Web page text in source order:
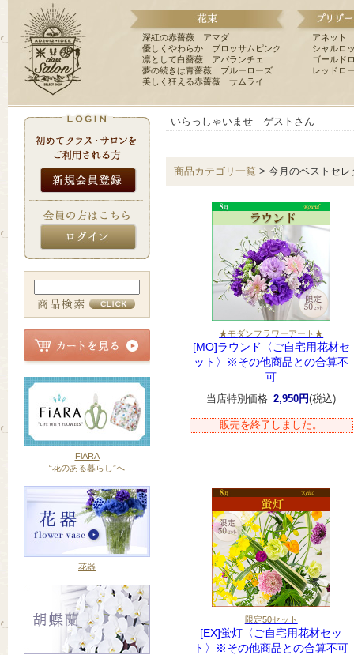
深紅の赤薔薇 アマダ
優しくやわらか ブロッサムピンク
凛として白薔薇 アバランチェ
夢の続きは青薔薇 ブルーローズ
美しく狂える赤薔薇 サムライ
アネット
シャルロ
ゴールド
レッドロ
FiARA
“花のある暮らし”へ
花器
いらっしゃいませ ゲストさん
商品カテゴリ一覧 > 今月のベストセ
★モダンフラワーアート★
[MO]ラウンド〈ご自宅用花材セ
ット〉※その他商品との合算不
可
当店特別価格 2,950円(税込)
販売を終了しました。
限定50セット
[EX]蛍灯〈ご自宅用花材セッ
ト〉※その他商品との合算不可